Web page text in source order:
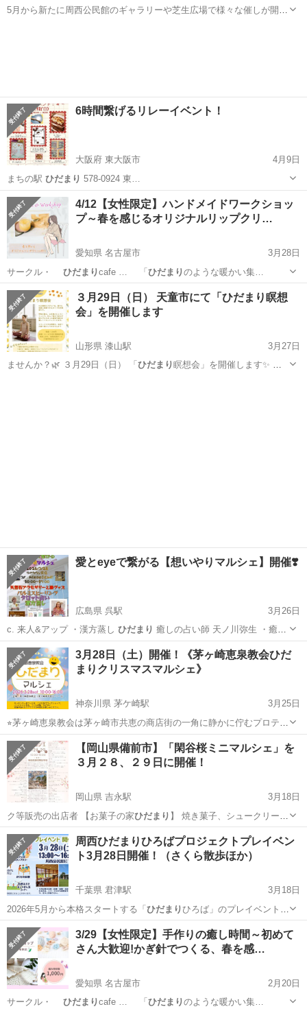
5月から新たに周西公民館のギャラリーや芝生広場で様々な催しが開催
6時間繋げるリレーイベント！
大阪府 東大阪市
4月9日
まちの駅 ひだまり 578-0924 東…
大阪 東大阪市 ワークショップ ひだまり
4/12【女性限定】ハンドメイドワークショッ
プ～春を感じるオリジナルリップクリ…
愛知県 名古屋市
3月28日
サークル・ ひだまり cafe … 「ひだまりのような暖かい集…
愛知 名古屋市 ワークショップ
３月29日（日） 天童市にて「ひだまり瞑想
会」を開催します
山形県 漆山駅
3月27日
ませんか？🌿 ３月29日（日） 「 ひだまり瞑想会」を開催します✨ 瞑
愛とeyeで繋がる【想いやりマルシェ】開催❣️
広島県 呉駅
3月26日
c. 来人&アップ ・漢方蒸し ひだまり 癒しの占い師 天ノ川弥生 ・癒し
の…
広島 呉市 呉駅 その他 タロット占い
3月28日（土）開催！《茅ヶ崎恵泉教会ひだ
まりクリスマスマルシェ》
神奈川県 茅ケ崎駅
3月25日
⭐︎茅ヶ崎恵泉教会は茅ヶ崎市共恵の商店街の一角に静かに佇むプロテス
タント教会です。 ⭐︎どなたでもお越しいただける開かれた教会の駐車
場と聖堂内のホールをお借りしてクリスマスマルシェを開催します。
==========...
神奈川 茅ヶ崎市 茅ケ崎駅 地域/お祭り
【岡山県備前市】「閑谷桜ミニマルシェ」を
３月２８、２９日に開催！
岡山県 吉永駅
3月18日
ク等販売の出店者 【お菓子の家ひだまり 】 焼き菓子、シュークリーム
…岡山 備前市 吉永駅 地域/お祭り
周西ひだまりひろばプロジェクトプレイベン
ト3月28日開催！（さくら散歩ほか）
千葉県 君津駅
3月18日
2026年5月から本格スタートする「ひだまりひろば」のプレイベントを
開催！ …
千葉 君津市 君津駅 地域/お祭り ひだまり
3/29【女性限定】手作りの癒し時間～初めて
さん大歓迎!かぎ針でつくる、春を感…
愛知県 名古屋市
2月20日
サークル・ ひだまり cafe … 「 ひだまりのような暖かい集…